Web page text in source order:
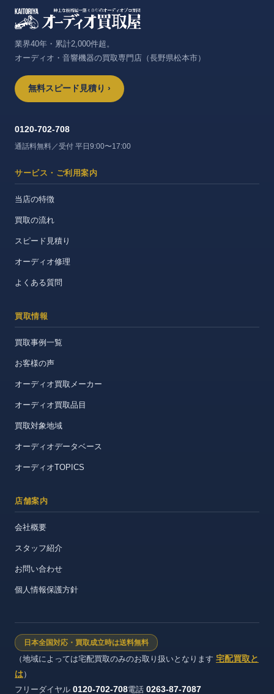
業界40年・累計2,000件超。
オーディオ・音響機器の買取専門店（長野県松本市）
無料スピード見積り ›
0120-702-708
通話料無料／受付 平日9:00〜17:00
サービス・ご利用案内
当店の特徴
買取の流れ
スピード見積り
オーディオ修理
よくある質問
買取情報
買取事例一覧
お客様の声
オーディオ買取メーカー
オーディオ買取品目
買取対象地域
オーディオデータベース
オーディオTOPICS
店舗案内
会社概要
スタッフ紹介
お問い合わせ
個人情報保護方針
日本全国対応・買取成立時は送料無料
（地域によっては宅配買取のみのお取り扱いとなります 宅配買取と
は）
フリーダイヤル 0120-702-708電話 0263-87-7087